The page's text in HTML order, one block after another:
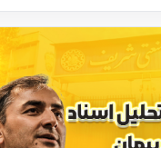
تجربیات عملی ارائه شده است.